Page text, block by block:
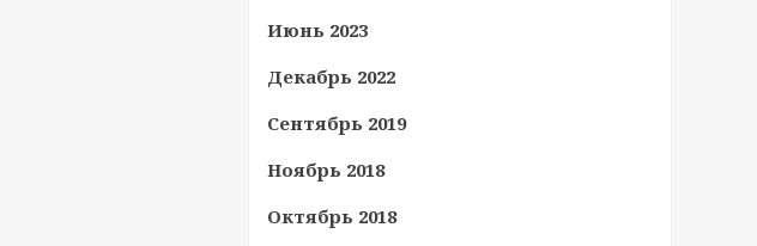
Июнь 2023
Декабрь 2022
Сентябрь 2019
Ноябрь 2018
Октябрь 2018